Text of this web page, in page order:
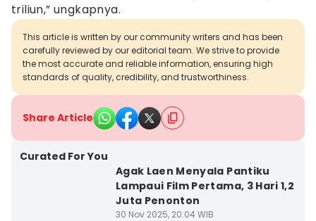
triliun,” ungkapnya.
This article is written by our community writers and has been
carefully reviewed by our editorial team. We strive to provide
the most accurate and reliable information, ensuring high
standards of quality, credibility, and trustworthiness.
Share Article
Curated For You
Agak Laen Menyala Pantiku
Lampaui Film Pertama, 3 Hari 1,2
Juta Penonton
30 Nov 2025, 20:04 WIB